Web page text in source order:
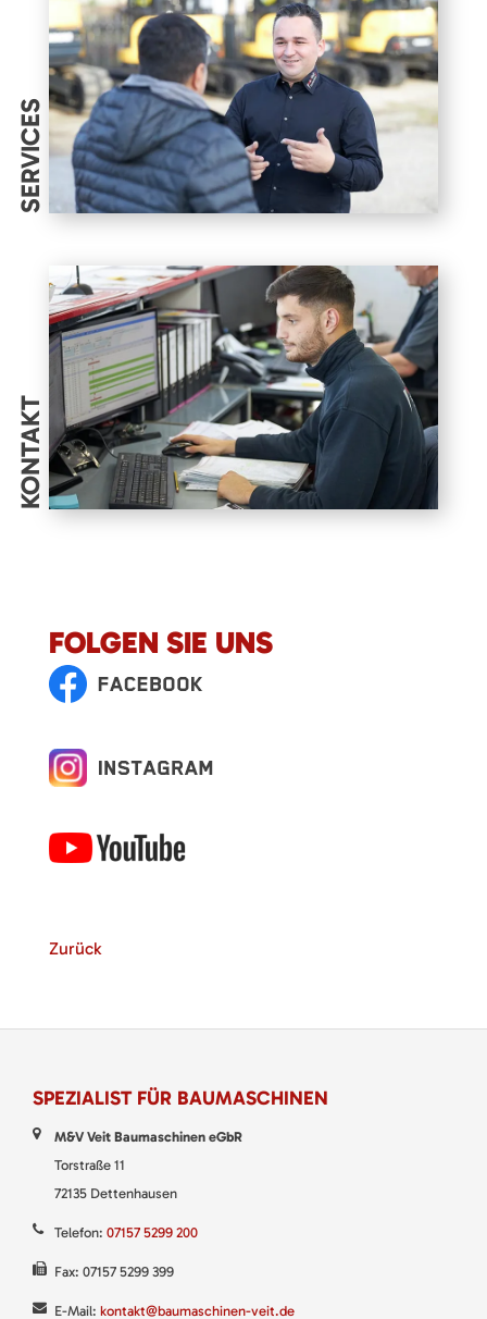
SERVICES
KONTAKT
FOLGEN SIE UNS
Zurück
SPEZIALIST FÜR BAUMASCHINEN
M&V Veit Baumaschinen eGbR
Torstraße 11
72135 Dettenhausen
Telefon: 07157 5299 200
Fax: 07157 5299 399
E-Mail: kontakt@baumaschinen-veit.de